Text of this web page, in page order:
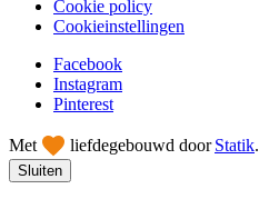
Cookie policy
Cookieinstellingen
Facebook
Instagram
Pinterest
Met liefdegebouwd door Statik.
Sluiten